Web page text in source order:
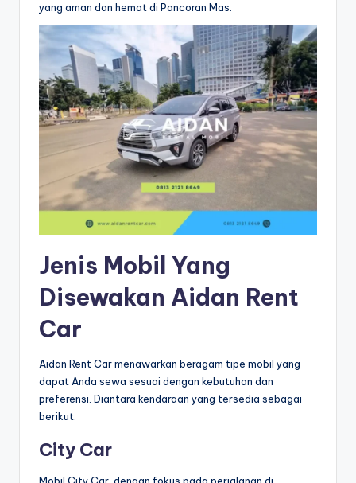
yang aman dan hemat di Pancoran Mas.
Jenis Mobil Yang
Disewakan Aidan Rent
Car
Aidan Rent Car menawarkan beragam tipe mobil yang
dapat Anda sewa sesuai dengan kebutuhan dan
preferensi. Diantara kendaraan yang tersedia sebagai
berikut:
City Car
Mobil City Car, dengan fokus pada perjalanan di